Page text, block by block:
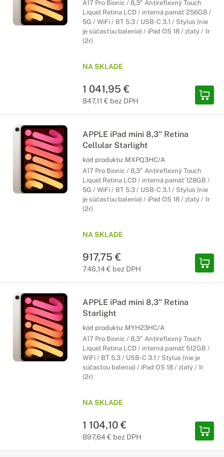
A17 Pro Bionic / 8,3" Antireflexný Touch
Liquid Retina LCD / interná pamäť 256GB /
5G / WiFi / BT 5.3 / USB-C 3.1 / Stylus (nie
je súčasťou balenia) / iPad OS 18 / zlatý / 1r
(2r)
NA SKLADE
1 041,95 €
847,11 € bez DPH
APPLE iPad mini 8,3" Retina
Cellular Starlight
kód produktu: MXPQ3HC/A
A17 Pro Bionic / 8,3" Antireflexný Touch
Liquid Retina LCD / interná pamäť 128GB /
5G / WiFi / BT 5.3 / USB-C 3.1 / Stylus (nie
je súčasťou balenia) / iPad OS 18 / zlatý / 1r
(2r)
NA SKLADE
917,75 €
746,14 € bez DPH
APPLE iPad mini 8,3" Retina
Starlight
kód produktu: MYH23HC/A
A17 Pro Bionic / 8,3" Antireflexný Touch
Liquid Retina LCD / interná pamäť 512GB /
WiFi / BT 5.3 / USB-C 3.1 / Stylus (nie je
súčasťou balenia) / iPad OS 18 / zlatý / 1r
(2r)
NA SKLADE
1 104,10 €
897,64 € bez DPH